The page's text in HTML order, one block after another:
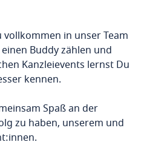
vollkommen in unser Team
Buddy zählen und
Kanzleievents lernst Du
kennen.
Spaß an der
zu haben, unserem und